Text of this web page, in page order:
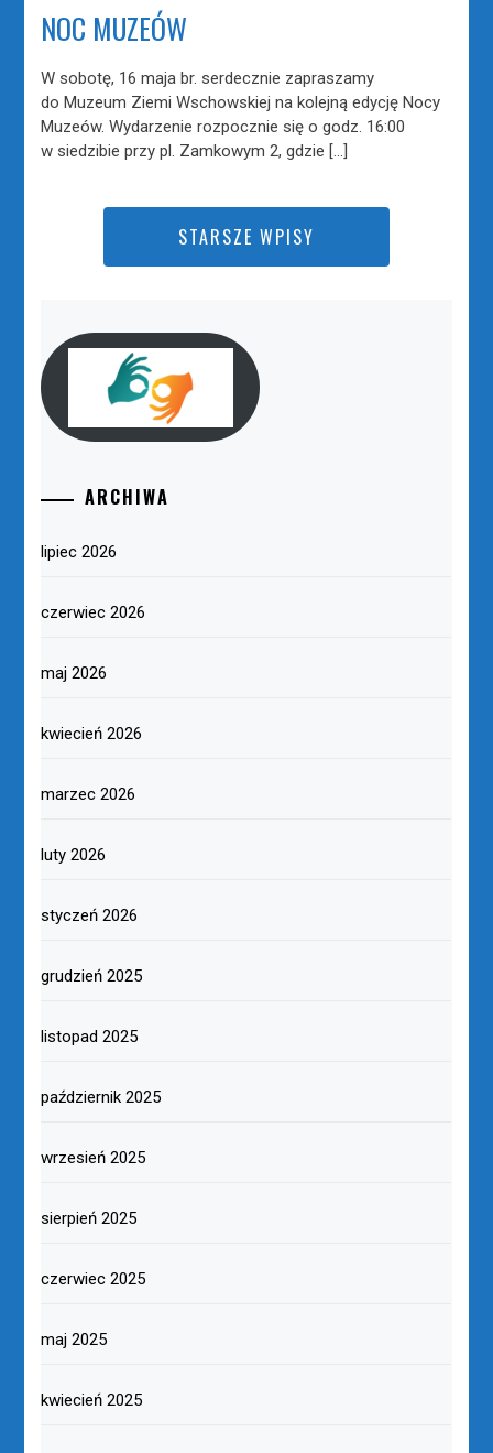
NOC MUZEÓW
W sobotę, 16 maja br. serdecznie zapraszamy
do Muzeum Ziemi Wschowskiej na kolejną edycję Nocy
Muzeów. Wydarzenie rozpocznie się o godz. 16:00
w siedzibie przy pl. Zamkowym 2, gdzie […]
STARSZE WPISY
ARCHIWA
lipiec 2026
czerwiec 2026
maj 2026
kwiecień 2026
marzec 2026
luty 2026
styczeń 2026
grudzień 2025
listopad 2025
październik 2025
wrzesień 2025
sierpień 2025
czerwiec 2025
maj 2025
kwiecień 2025